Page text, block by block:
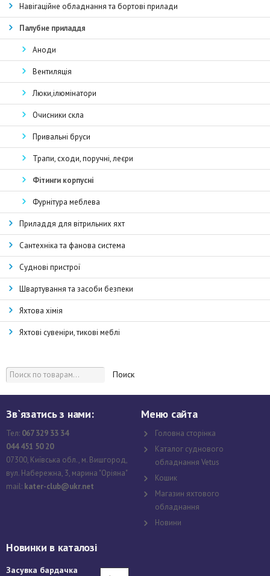
Навігаційне обладнання та бортові прилади
Палубне приладдя
Аноди
Вентиляція
Люки,ілюмінатори
Очисники скла
Привальні бруси
Трапи, сходи, поручні, леєри
Фітинги корпусні
Фурнітура меблева
Приладдя для вітрильних яхт
Сантехніка та фанова система
Суднові пристрої
Швартування та засоби безпеки
Яхтова хімія
Яхтові сувеніри, тикові меблі
Поиск
Зв`язатись з нами:
Тел: 067 329 33 34
044 451 50 20
07300, Київська обл., м. Вишгород,
вул. Набережна, 3, марина "Оріяна"
mail: kater-club@ukr.net
Меню сайта
Головна сторінка
Каталог суднового
обладнання Vetus
Кошик
Магазин яхтового
обладнання
Новини
Новинки в каталозі
Засувка бардачка